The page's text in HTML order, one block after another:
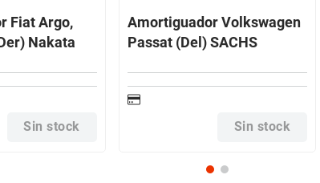
Fiat Argo,
Nakata
Sin stock
Amortiguador Volkswagen
Passat (Del) SACHS
Sin stock